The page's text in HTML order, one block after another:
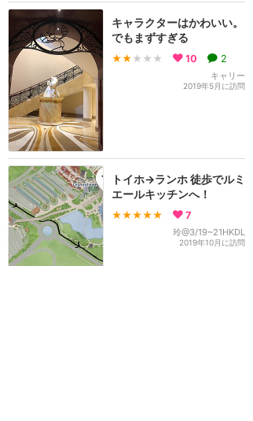
キャラクターはかわいい。
でもまずすぎる
★★ ★★★ 10 2
キャリー
2019年5月に訪問
トイホ→ランホ 徒歩でルミ
エールキッチンへ！
★★★★★ 7
玲@3/19~21HKDL
2019年10月に訪問